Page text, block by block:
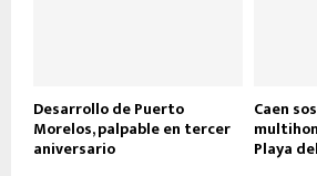
Desarrollo de Puerto
Morelos, palpable en tercer
aniversario
Caen
Playa